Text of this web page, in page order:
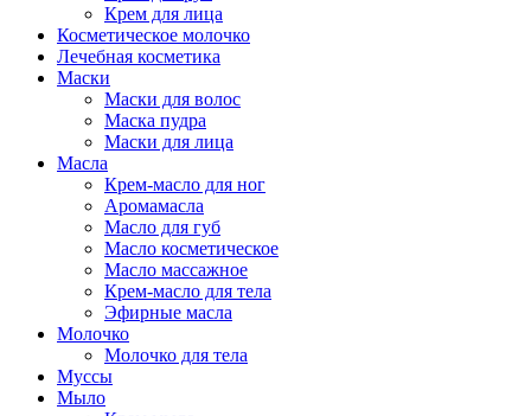
Крем для лица
Косметическое молочко
Лечебная косметика
Маски
Маски для волос
Маска пудра
Маски для лица
Масла
Крем-масло для ног
Аромамасла
Масло для губ
Масло косметическое
Масло массажное
Крем-масло для тела
Эфирные масла
Молочко
Молочко для тела
Муссы
Мыло